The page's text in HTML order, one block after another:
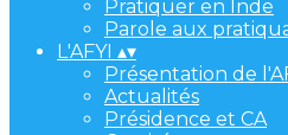
Pratiquer en Inde
Parole aux
L'AFYI ▴▾
Présentation de
Actualités
Présidence et CA